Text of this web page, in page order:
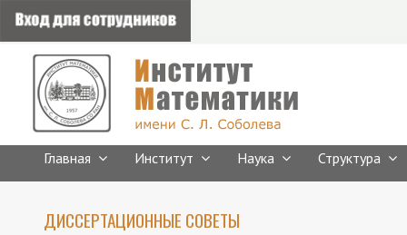
Главная Институт Наука Структура
ДИССЕРТАЦИОННЫЕ СОВЕТЫ